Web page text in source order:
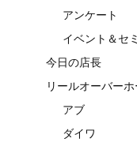
アンケート
イベント＆セ
今日の店長
リールオーバー
アブ
ダイワ